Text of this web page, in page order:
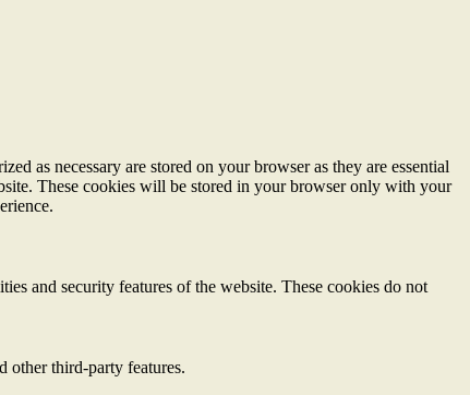
as necessary are stored on your browser as they are essential
These cookies will be stored in your browser only with your
and security features of the website. These cookies do not
other third-party features.